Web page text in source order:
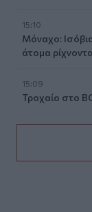
15:10
Μόναχο:
άτομα
15:09
Τροχαίο στο